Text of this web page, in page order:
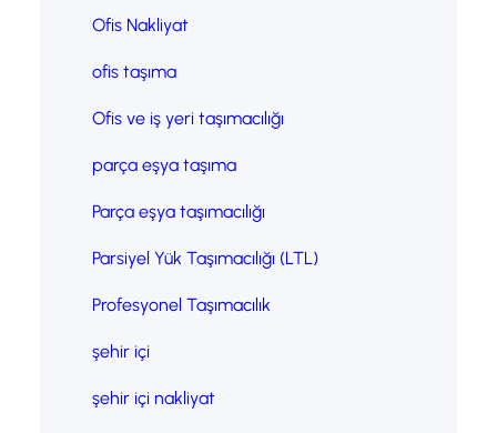
Ofis Nakliyat
ofis taşıma
Ofis ve iş yeri taşımacılığı
parça eşya taşıma
Parça eşya taşımacılığı
Parsiyel Yük Taşımacılığı (LTL)
Profesyonel Taşımacılık
şehir içi
şehir içi nakliyat